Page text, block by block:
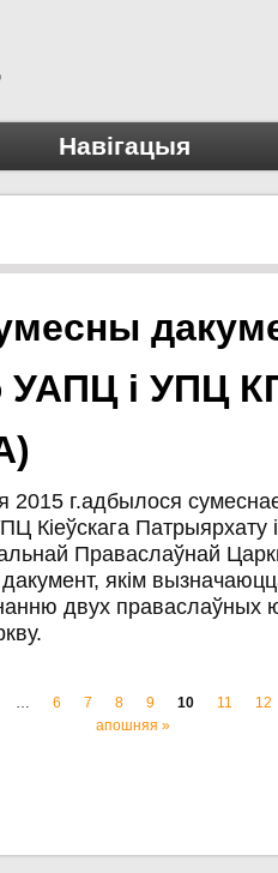
Навігацыя
УАПЦ і УПЦ
2015 г.адбылося
Кіеўскага Патрыярхату
Праваслаўнай
якім
двух праваслаўных
… 6 7 8 9 10 11
12
апошняя »